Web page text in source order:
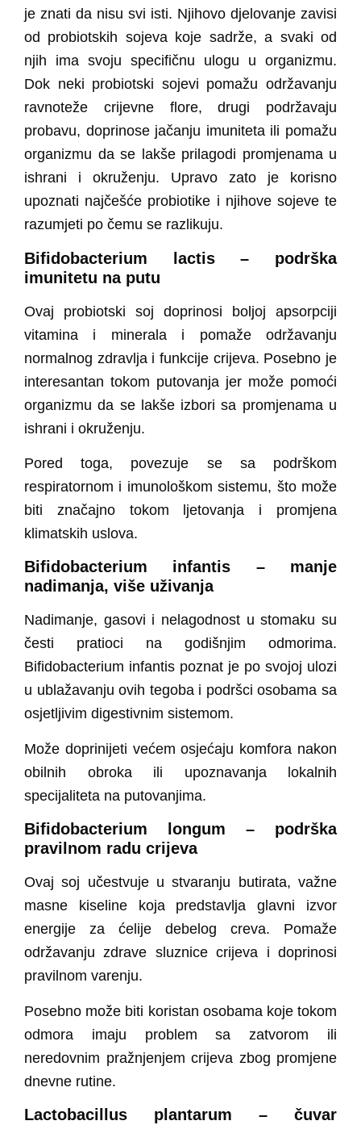
je znati da nisu svi isti. Njihovo djelovanje zavisi
od probiotskih sojeva koje sadrže, a svaki od
njih ima svoju specifičnu ulogu u organizmu.
Dok neki probiotski sojevi pomažu održavanju
ravnoteže crijevne flore, drugi podržavaju
probavu, doprinose jačanju imuniteta ili pomažu
organizmu da se lakše prilagodi promjenama u
ishrani i okruženju. Upravo zato je korisno
upoznati najčešće probiotike i njihove sojeve te
razumjeti po čemu se razlikuju.
Bifidobacterium lactis – podrška
imunitetu na putu
Ovaj probiotski soj doprinosi boljoj apsorpciji
vitamina i minerala i pomaže održavanju
normalnog zdravlja i funkcije crijeva. Posebno je
interesantan tokom putovanja jer može pomoći
organizmu da se lakše izbori sa promjenama u
ishrani i okruženju.
Pored toga, povezuje se sa podrškom
respiratornom i imunološkom sistemu, što može
biti značajno tokom ljetovanja i promjena
klimatskih uslova.
Bifidobacterium infantis – manje
nadimanja, više uživanja
Nadimanje, gasovi i nelagodnost u stomaku su
česti pratioci na godišnjim odmorima.
Bifidobacterium infantis poznat je po svojoj ulozi
u ublažavanju ovih tegoba i podršci osobama sa
osjetljivim digestivnim sistemom.
Može doprinijeti većem osjećaju komfora nakon
obilnih obroka ili upoznavanja lokalnih
specijaliteta na putovanjima.
Bifidobacterium longum – podrška
pravilnom radu crijeva
Ovaj soj učestvuje u stvaranju butirata, važne
masne kiseline koja predstavlja glavni izvor
energije za ćelije debelog creva. Pomaže
održavanju zdrave sluznice crijeva i doprinosi
pravilnom varenju.
Posebno može biti koristan osobama koje tokom
odmora imaju problem sa zatvorom ili
neredovnim pražnjenjem crijeva zbog promjene
dnevne rutine.
Lactobacillus plantarum – čuvar